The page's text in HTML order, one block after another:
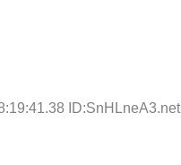
ID:SnHLneA3.net